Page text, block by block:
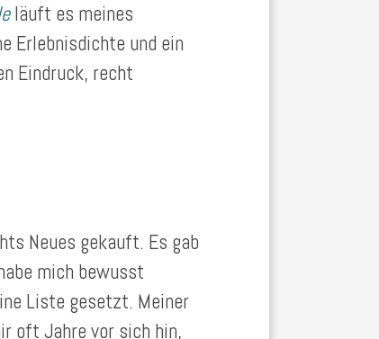
läuft es meines
Erlebnisdichte und ein
Eindruck, recht
Neues gekauft. Es gab
mich bewusst
Liste gesetzt. Meiner
oft Jahre vor sich hin,